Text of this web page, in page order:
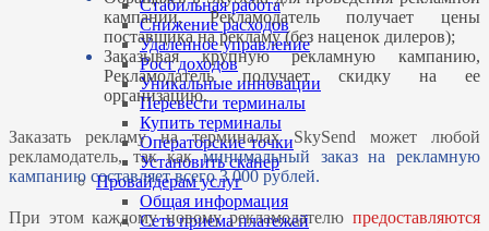
Стабильная работа
Снижение расходов
Удаленное управление
Рост доходов
Уникальные инновации
Перевести терминалы
Купить терминалы
Операторские точки
Установить сканер
Провайдерам услуг
Общая информация
Сеть приема платежей
кампании, Рекламодатель получает цены
поставщика на рекламу (без наценок дилеров);
Заказывая крупную рекламную кампанию,
Рекламодатель получает скидку на ее
организацию.
Заказать рекламу на терминалах SkySend может любой
рекламодатель, так какминимальный заказ на рекламную
кампанию составляет всего 3 000 рублей.
При этом каждому новому рекламодателю предоставляются